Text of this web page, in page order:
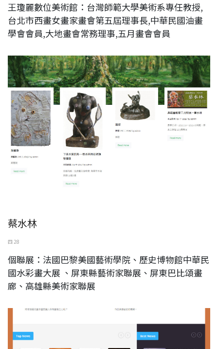
王瓊麗數位美術館：台灣師範大學美術系專任教授,
台北市西畫女畫家畫會第五屆理事長,中華民國油畫
學會會員,大地畫會常務理事,五月畫會會員
蔡水林
四 28
個聯展：法國巴黎美國藝術學院、歷史博物館中華民
國水彩畫大展 、屏東縣藝術家聯展、屏東巴比頌畫
廊、高雄縣美術家聯展